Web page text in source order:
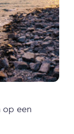
op een